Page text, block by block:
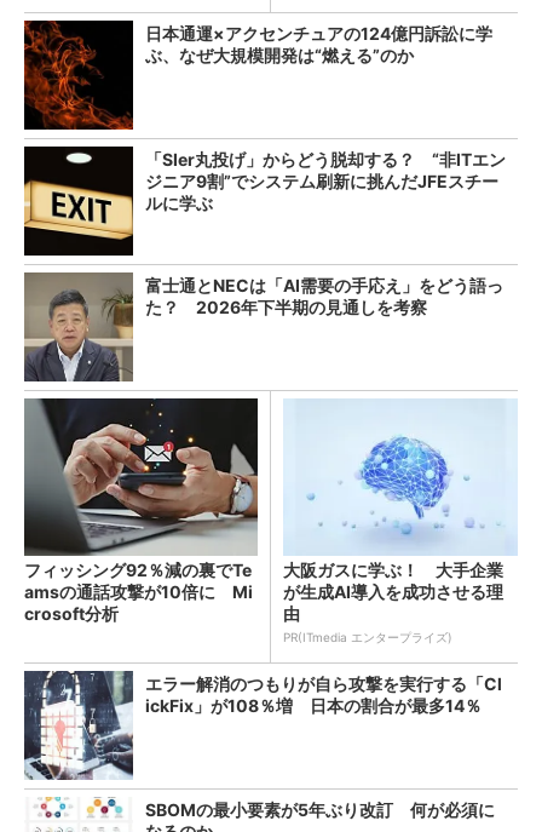
日本通運×アクセンチュアの124億円訴訟に学
ぶ、なぜ大規模開発は“燃える”のか
「SIer丸投げ」からどう脱却する？ “非ITエン
ジニア9割”でシステム刷新に挑んだJFEスチー
ルに学ぶ
富士通とNECは「AI需要の手応え」をどう語っ
た？ 2026年下半期の見通しを考察
フィッシング92％減の裏でTe
amsの通話攻撃が10倍に Mi
crosoft分析
大阪ガスに学ぶ！ 大手企業
が生成AI導入を成功させる理
由
PR(ITmedia エンタープライズ)
エラー解消のつもりが自ら攻撃を実行する「Cl
ickFix」が108％増 日本の割合が最多14％
SBOMの最小要素が5年ぶり改訂 何が必須に